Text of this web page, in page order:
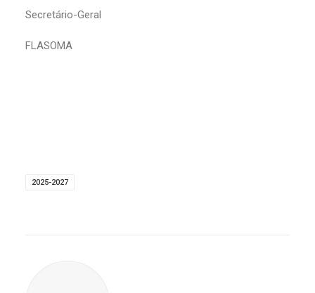
Secretário-Geral
FLASOMA
2025-2027